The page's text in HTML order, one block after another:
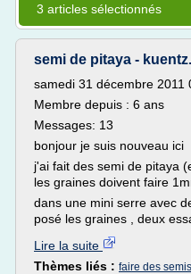
3 articles sélectionnés
semi de pitaya -
samedi 31 décembre 2011
Membre depuis : 6 ans
Messages: 13
bonjour je suis nouveau ici
j'ai fait des semi de pitaya
les graines doivent faire
dans une mini serre avec
posé les graines , deux
Lire la suite
Thèmes liés : faire des